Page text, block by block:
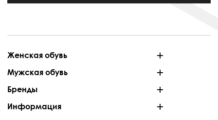
Женская обувь
Мужская обувь
Бренды
Информация